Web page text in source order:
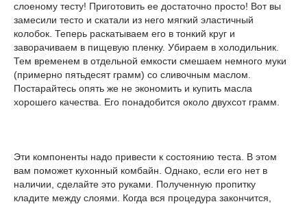
слоеному тесту! Приготовить ее достаточно просто! Вот вы
замесили тесто и скатали из него мягкий эластичный
колобок. Теперь раскатываем его в тонкий круг и
заворачиваем в пищевую пленку. Убираем в холодильник.
Тем временем в отдельной емкости смешаем немного муки
(примерно пятьдесят грамм) со сливочным маслом.
Постарайтесь опять же не экономить и купить масла
хорошего качества. Его понадобится около двухсот грамм.
Эти компоненты надо привести к состоянию теста. В этом
вам поможет кухонный комбайн. Однако, если его нет в
наличии, сделайте это руками. Полученную пропитку
кладите между слоями. Когда вся процедура закончится,